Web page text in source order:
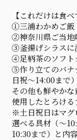
【これだけは食
①三浦わかめご飯
②神奈川県ご当地
③釜揚げシラスに
④足柄茶のソフト
⑤作り立てのバナ
日祝～14:00まで）
その他も鮮やか
使用したとろける
※土日祝日はマグ
選べる具材（～
10:30まで）と内